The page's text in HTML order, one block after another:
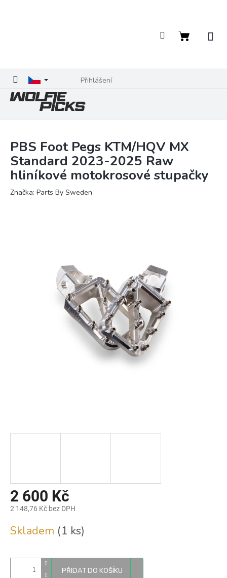
Přihlášení
Nákupní
PBS Foot Pegs KTM/HQV MX
Standard 2023-2025 Raw
hliníkové motokrosové stupačky
Značka: Parts By Sweden
2 600 Kč
2 148,76 Kč bez DPH
cena:
Skladem (1 ks)
PŘIDAT DO KOŠÍKU